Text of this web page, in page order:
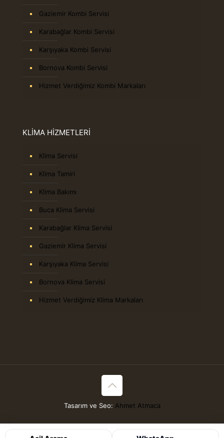
Gaziemir Kombi Servisi
Karabağlar Kombi Servisi
Karşıyaka Kombi Servisi
Bornova Kombi Servisi
Hizmet Verdiğimiz Kombi Markaları
KLİMA HİZMETLERİ
Klima Servisi
Klima Tamiri
Klima Bakımı
Buca Klima Servisi
Karabağlar Klima Servisi
Gaziemir Klima Servisi
Karşıyaka Klima Servisi
Bornova Klima Servisi
Hizmet Verdiğimiz Klima Markaları
Tasarım ve Seo: Ahmet Atmaca